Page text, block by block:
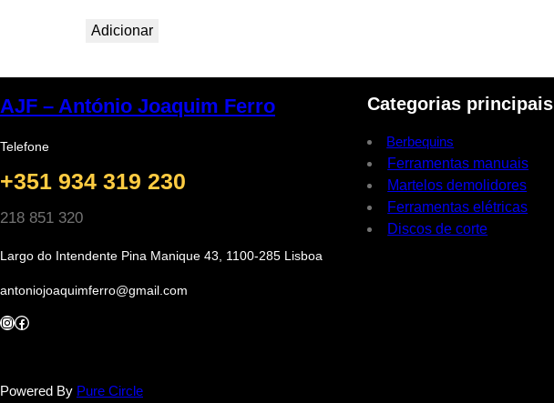
Adicionar
AJF – António Joaquim Ferro
Telefone
+351 934 319 230
218 851 320
Largo do Intendente Pina Manique 43, 1100-285 Lisboa
antoniojoaquimferro@gmail.com
InstagramFacebook
Categorias principais
Berbequins
Ferramentas manuais
Martelos demolidores
Ferramentas elétricas
Discos de corte
Powered By Pure Circle